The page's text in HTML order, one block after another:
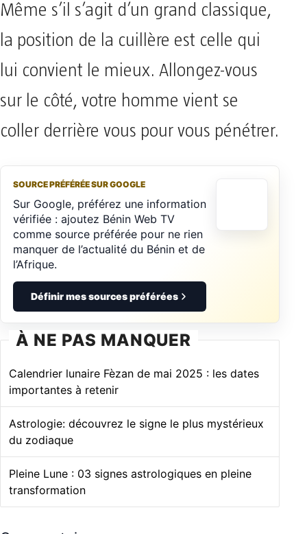
Même s’il s’agit d’un grand classique,
la position de la cuillère est celle qui
lui convient le mieux. Allongez-vous
sur le côté, votre homme vient se
coller derrière vous pour vous pénétrer.
SOURCE PRÉFÉRÉE SUR GOOGLE
Sur Google, préférez une information
vérifiée : ajoutez Bénin Web TV
comme source préférée pour ne rien
manquer de l’actualité du Bénin et de
l’Afrique.
Définir mes sources préférées
À NE PAS MANQUER
Calendrier lunaire Fèzan de mai 2025 : les dates
importantes à retenir
Astrologie: découvrez le signe le plus mystérieux
du zodiaque
Pleine Lune : 03 signes astrologiques en pleine
transformation